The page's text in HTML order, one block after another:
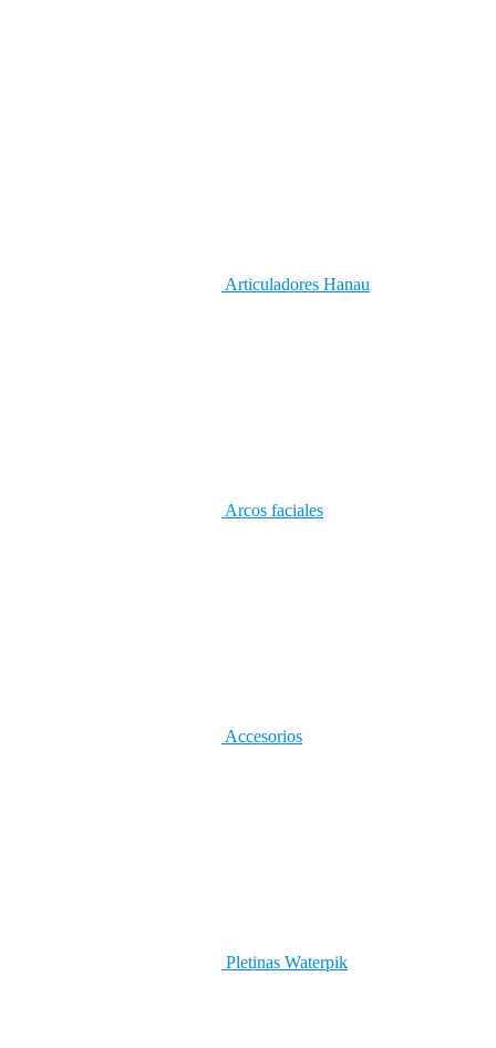
Articuladores Hanau
Arcos faciales
Accesorios
Pletinas Waterpik